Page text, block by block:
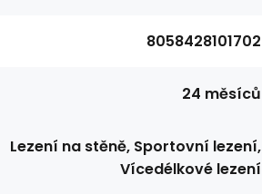
8058428101702
24 měsíců
Lezení na stěně, Sportovní lezení,
Vícedélkové lezení